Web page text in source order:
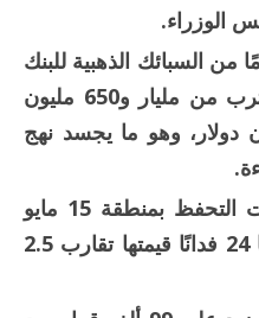
جرامًا من السبائك الذهبية للبنك
المركزي المصري، بقيمة تقترب من مليار و650 مليون
نحو 34 مليون دولار، وهو ما يجسد نهج
كما اقتربت من إخلاء ساحات التحفظ بمنطقة 15 مايو
وتسليم قطعة أرض مساحتها 24 فدانًا قيمتها تقارب 2.5